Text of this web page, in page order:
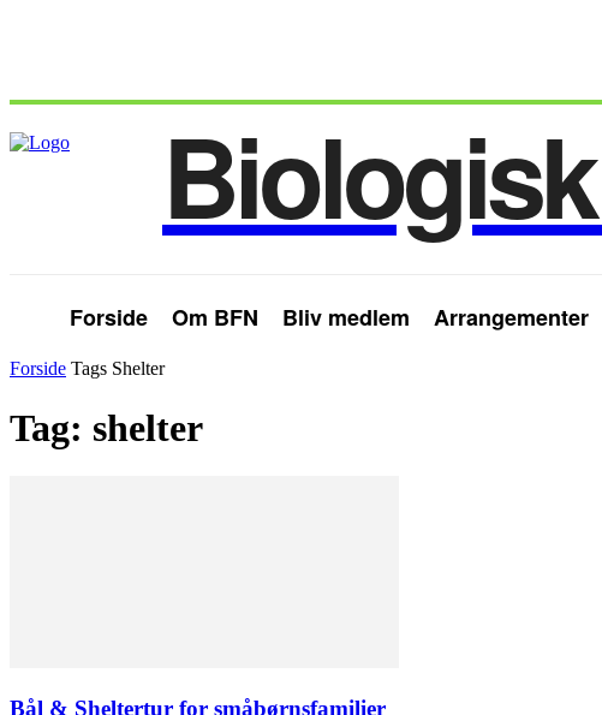
Forside Om BFN Bliv medlem Arrangementer
Forside Tags Shelter
Tag: shelter
Bål & Sheltertur for småbørnsfamilier